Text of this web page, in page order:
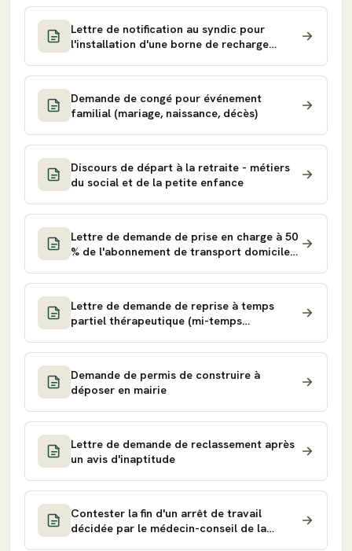
Lettre de notification au syndic pour
l'installation d'une borne de recharge
Demande de congé pour événement
familial (mariage, naissance, décès)
Discours de départ à la retraite - métiers
du social et de la petite enfance
Lettre de demande de prise en charge à 50
% de l'abonnement de transport domicile-
Lettre de demande de reprise à temps
partiel thérapeutique (mi-temps
Demande de permis de construire à
déposer en mairie
Lettre de demande de reclassement après
un avis d'inaptitude
Contester la fin d'un arrêt de travail
décidée par le médecin-conseil de la